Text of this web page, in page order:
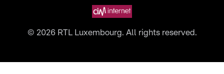
© 2026RTL Luxembourg. All rights reserved.